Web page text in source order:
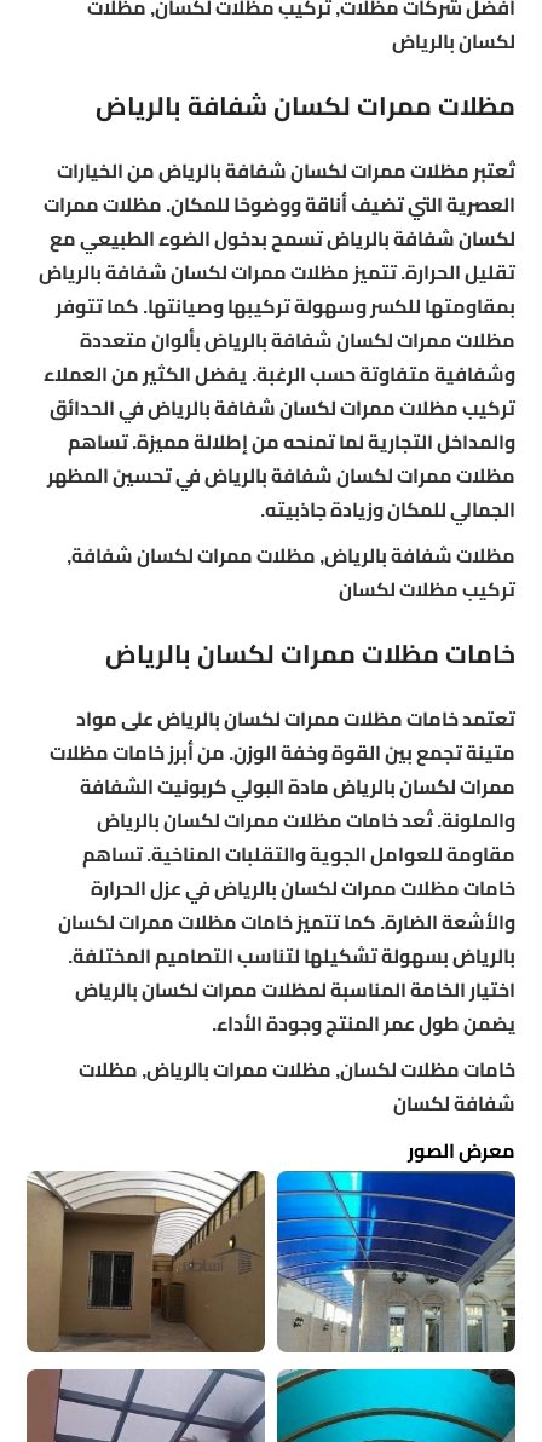
لكسان بالرياض
مظلات ممرات لكسان شفافة بالرياض
تُعتبر مظلات ممرات لكسان شفافة بالرياض من الخيارات
العصرية التي تضيف أناقة ووضوحًا للمكان. مظلات ممرات
لكسان شفافة بالرياض تسمح بدخول الضوء الطبيعي مع
تقليل الحرارة. تتميز مظلات ممرات لكسان شفافة بالرياض
بمقاومتها للكسر وسهولة تركيبها وصيانتها. كما تتوفر
مظلات ممرات لكسان شفافة بالرياض بألوان متعددة
وشفافية متفاوتة حسب الرغبة. يفضل الكثير من العملاء
تركيب مظلات ممرات لكسان شفافة بالرياض في الحدائق
والمداخل التجارية لما تمنحه من إطلالة مميزة. تساهم
مظلات ممرات لكسان شفافة بالرياض في تحسين المظهر
الجمالي للمكان وزيادة جاذبيته.
مظلات شفافة بالرياض, مظلات ممرات لكسان شفافة,
تركيب مظلات لكسان
خامات مظلات ممرات لكسان بالرياض
تعتمد خامات مظلات ممرات لكسان بالرياض على مواد
متينة تجمع بين القوة وخفة الوزن. من أبرز خامات مظلات
ممرات لكسان بالرياض مادة البولي كربونيت الشفافة
والملونة. تُعد خامات مظلات ممرات لكسان بالرياض
مقاومة للعوامل الجوية والتقلبات المناخية. تساهم
خامات مظلات ممرات لكسان بالرياض في عزل الحرارة
والأشعة الضارة. كما تتميز خامات مظلات ممرات لكسان
بالرياض بسهولة تشكيلها لتناسب التصاميم المختلفة.
اختيار الخامة المناسبة لمظلات ممرات لكسان بالرياض
يضمن طول عمر المنتج وجودة الأداء.
خامات مظلات لكسان, مظلات ممرات بالرياض, مظلات
شفافة لكسان
معرض الصور